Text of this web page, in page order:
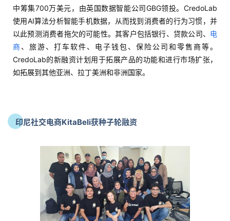
中筹集700万美元，由英国数据智能公司GBG领投。CredoLab
使用AI算法分析智能手机数据，从而找到消费者的行为习惯，并
以此预测消费者拖欠的可能性。其客户包括银行、贷款公司、 电
商、旅游、打车软件、电子钱包、保险公司和零售商等。
CredoLab的新融资计划用于拓展产品的功能和进行市场扩张，
如拓展到其他亚洲、拉丁美洲和非洲国家。
印尼社交电商KitaBeli获种子轮融资